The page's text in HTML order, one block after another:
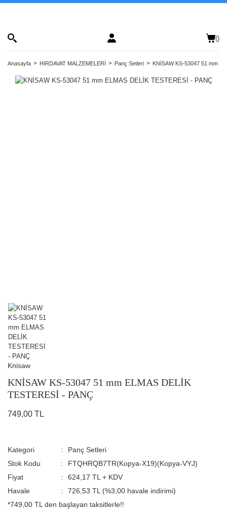
()
Anasayfa HIRDAVAT MALZEMELERİ Panç Setleri KNİSAW KS-53047 51 mm
Knisaw
KNİSAW KS-53047 51 mm ELMAS DELİK
TESTERESİ - PANÇ
749,00 TL
Kategori
Panç Setleri
Stok Kodu
FTQHRQB7TR(Kopya-X19)(Kopya-VYJ)
Fiyat
624,17 TL + KDV
Havale
726,53 TL (%3,00 havale indirimi)
*749,00 TL den başlayan taksitlerle!!